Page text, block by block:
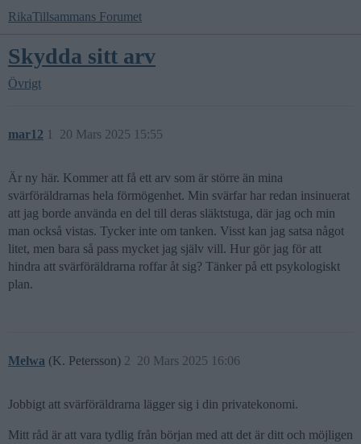
RikaTillsammans Forumet
Skydda sitt arv
Övrigt
mar12 20 Mars 2025 15:55
1
Är ny här. Kommer att få ett arv som är större än mina
svärföräldrarnas hela förmögenhet. Min svärfar har redan insinuerat
att jag borde använda en del till deras släktstuga, där jag och min
man också vistas. Tycker inte om tanken. Visst kan jag satsa något
litet, men bara så pass mycket jag själv vill. Hur gör jag för att
hindra att svärföräldrarna roffar åt sig? Tänker på ett psykologiskt
plan.
Melwa (K. Petersson) 20 Mars 2025 16:06
2
Jobbigt att svärföräldrarna lägger sig i din privatekonomi.
Mitt råd är att vara tydlig från början med att det är ditt och möjligen